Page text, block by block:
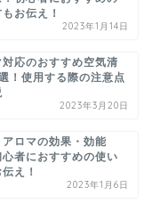
応のおすすめ空気清
選！使用する際の注意点
2023年3月20日
ロマの効果・効能
心者におすすめの使い
2023年1月6日